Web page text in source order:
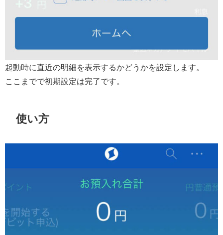
起動時に直近の明細を表示するかどうかを設定します。
ここまでで初期設定は完了です。
使い方